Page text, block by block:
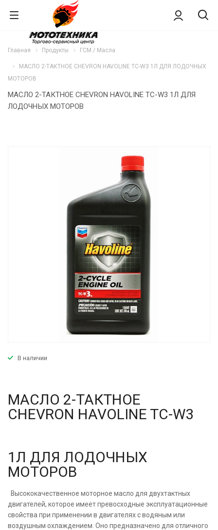
Главная Продукты ГСМ / Масла
МАСЛО 2-ТАКТНОЕ CHEVRON HAVOLINE TC-W3 1Л ДЛЯ ЛОДОЧНЫХ
МОТОРОВ
МАСЛО 2-ТАКТНОЕ CHEVRON HAVOLINE TC-W3 1Л ДЛЯ
ЛОДОЧНЫХ МОТОРОВ
В наличии
МАСЛО 2-ТАКТНОЕ
CHEVRON HAVOLINE TC-W3
1Л ДЛЯ ЛОДОЧНЫХ
МОТОРОВ
Высококачественное моторное масло для двухтактных
двигателей, которое имеет превосходные эксплуатационные
свойства при применении в двигателях с водяным или
воздушным охлаждением. Оно предназначено для отличного